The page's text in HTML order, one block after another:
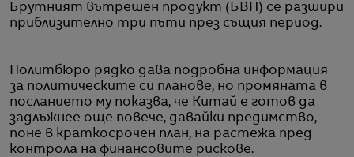
Брутният вътрешен продукт (БВП) се разшири
приблизително три пъти през същия период.
Политбюро рядко дава подробна информация
за политическите си планове, но промяната в
посланието му показва, че Китай е готов да
задлъжнее още повече, давайки предимство,
поне в краткосрочен план, на растежа пред
контрола на финансовите рискове.